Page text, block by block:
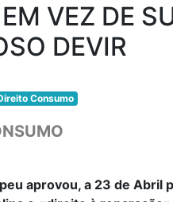
VEZ DE
DEVIR
Consumo
aprovou, a 23 de Abril